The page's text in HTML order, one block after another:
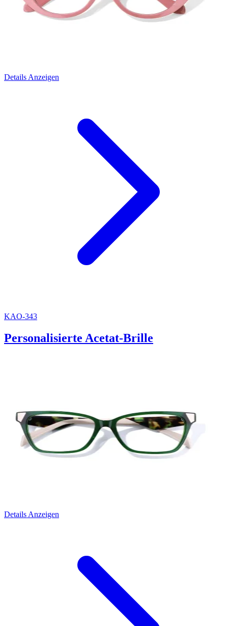
Details Anzeigen
KAO-343
Personalisierte Acetat-Brille
Details Anzeigen